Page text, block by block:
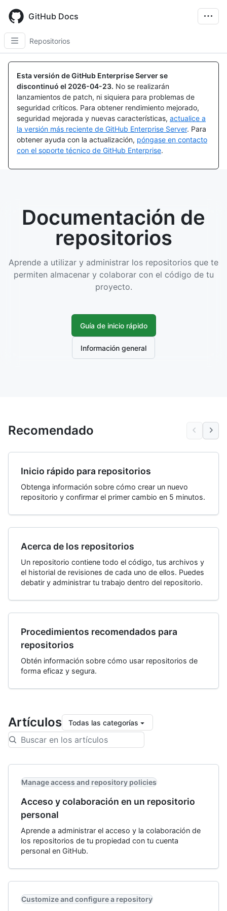
main
content
GitHub Docs
Repositorios
Esta versión de GitHub Enterprise Server se
discontinuó el 2026-04-23. No se realizarán
lanzamientos de patch, ni siquiera para problemas de
seguridad críticos. Para obtener rendimiento mejorado,
seguridad mejorada y nuevas características, actualice a
la versión más reciente de GitHub Enterprise Server. Para
obtener ayuda con la actualización, póngase en contacto
con el soporte técnico de GitHub Enterprise.
Documentación de
repositorios
Aprende a utilizar y administrar los repositorios que te
permiten almacenar y colaborar con el código de tu
proyecto.
Guía de inicio rápido
Información general
Recomendado
Inicio rápido para repositorios
Obtenga información sobre cómo crear un nuevo
repositorio y confirmar el primer cambio en 5 minutos.
Acerca de los repositorios
Un repositorio contiene todo el código, tus archivos y
el historial de revisiones de cada uno de ellos. Puedes
debatir y administrar tu trabajo dentro del repositorio.
Procedimientos recomendados para
repositorios
Obtén información sobre cómo usar repositorios de
forma eficaz y segura.
Artículos Todas las categorías
Manage access and repository policies
Acceso y colaboración en un repositorio
personal
Aprende a administrar el acceso y la colaboración de
los repositorios de tu propiedad con tu cuenta
personal en GitHub.
Customize and configure a repository